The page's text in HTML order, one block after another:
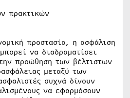
πρακτικών
προστασία, η ασφάλιση
να διαδραματίσει
προώθηση των βέλτιστων
μεταξύ των
συχνά δίνουν
να εφαρμόσουν